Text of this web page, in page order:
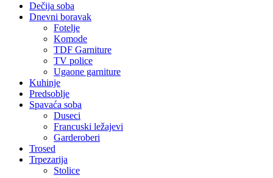
Dečija soba
Dnevni boravak
Fotelje
Komode
TDF Garniture
TV police
Ugaone garniture
Kuhinje
Predsoblje
Spavaća soba
Duseci
Francuski ležajevi
Garderoberi
Trosed
Trpezarija
Stolice